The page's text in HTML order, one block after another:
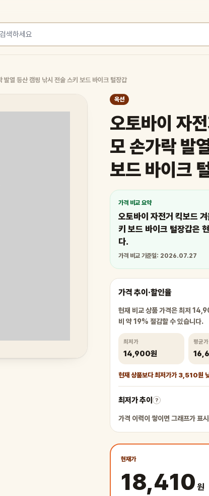
열 등산 캠핑 낚시 전술 스키 보드 바이크 털장갑
옥션
오토바이 자
모 손가락 발
보드 바이크
가격 비교 요약
오토바이 자전거 킥보드
키 보드 바이크 털장갑은
다.
가격 비교 기준일: 2026.07.27
가격 추이·할인율
현재 비교 상품 가격은 최저
비 약 19% 절감할 수 있습니다.
최저가
14,900원
평균가
현재 상품보다 최저가가 3,510원
최저가 추이 ?
가격 이력이 쌓이면 그래프가 표
현재가
18,410 원